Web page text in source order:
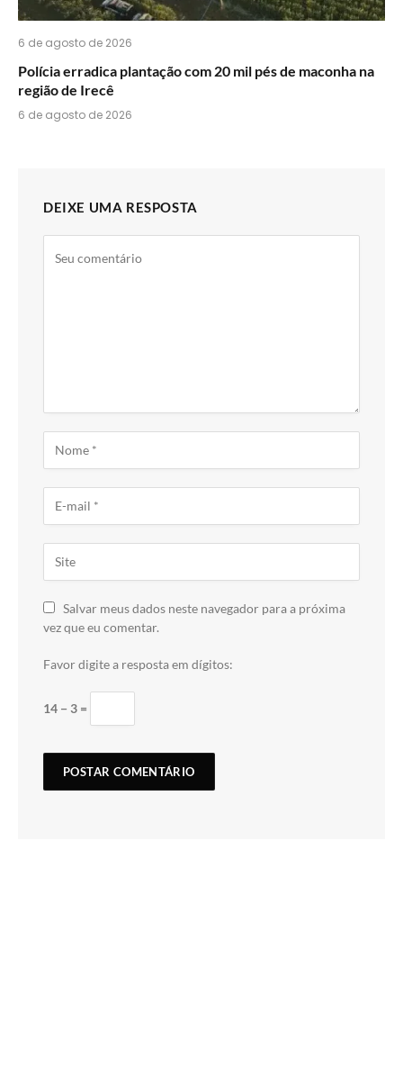
6 de agosto de 2026
Polícia erradica plantação com 20 mil pés de maconha na
região de Irecê
6 de agosto de 2026
DEIXE UMA RESPOSTA
Salvar meus dados neste navegador para a próxima
vez que eu comentar.
Favor digite a resposta em dígitos:
14 − 3 =